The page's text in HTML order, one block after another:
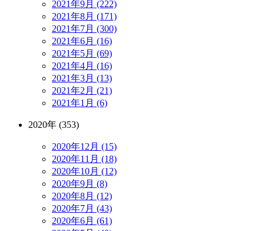
2021年9月 (222)
2021年8月 (171)
2021年7月 (300)
2021年6月 (16)
2021年5月 (69)
2021年4月 (16)
2021年3月 (13)
2021年2月 (21)
2021年1月 (6)
2020年 (353)
2020年12月 (15)
2020年11月 (18)
2020年10月 (12)
2020年9月 (8)
2020年8月 (12)
2020年7月 (43)
2020年6月 (61)